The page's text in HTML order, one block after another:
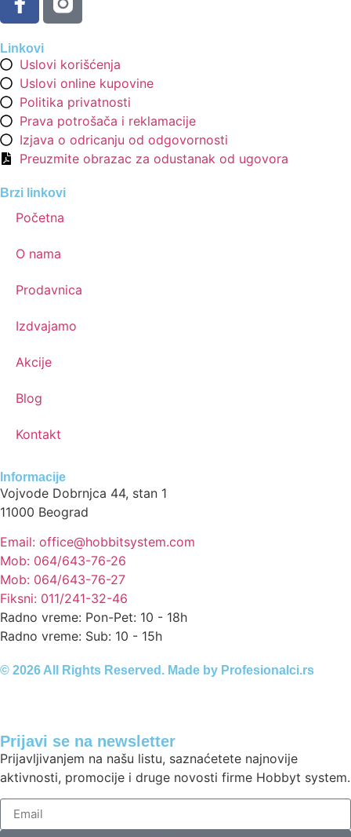
Linkovi
Uslovi korišćenja
Uslovi online kupovine
Politika privatnosti
Prava potrošača i reklamacije
Izjava o odricanju od odgovornosti
Preuzmite obrazac za odustanak od ugovora
Brzi linkovi
Početna
O nama
Prodavnica
Izdvajamo
Akcije
Blog
Kontakt
Informacije
Vojvode Dobrnjca 44, stan 1
11000 Beograd
Email: office@hobbitsystem.com
Mob: 064/643-76-26
Mob: 064/643-76-27
Fiksni: 011/241-32-46
Radno vreme: Pon-Pet: 10 - 18h
Radno vreme: Sub: 10 - 15h
© 2026 All Rights Reserved. Made by Profesionalci.rs
Prijavi se na newsletter
Prijavljivanjem na našu listu, saznaćetete najnovije
aktivnosti, promocije i druge novosti firme Hobbyt system.